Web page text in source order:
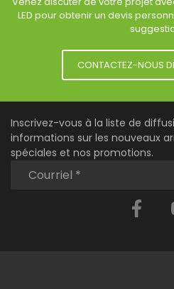
LED pour obtenir un devis
CONTACTEZ-NOUS
Inscrivez-vous à la liste de
informations sur les nouveaux
spéciales et nos promotions.